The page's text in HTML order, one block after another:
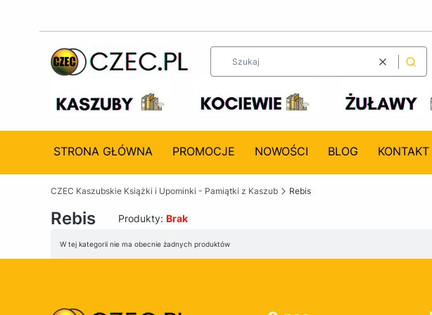
WyczyśćSzukaj
STRONA GŁÓWNA PROMOCJE NOWOŚCI BLOG KONTAKT
CZEC Kaszubskie Książki i Upominki - Pamiątki z Kaszub Rebis
Rebis Produkty: Brak
Lista produktów
W tej kategorii nie ma obecnie żadnych produktów